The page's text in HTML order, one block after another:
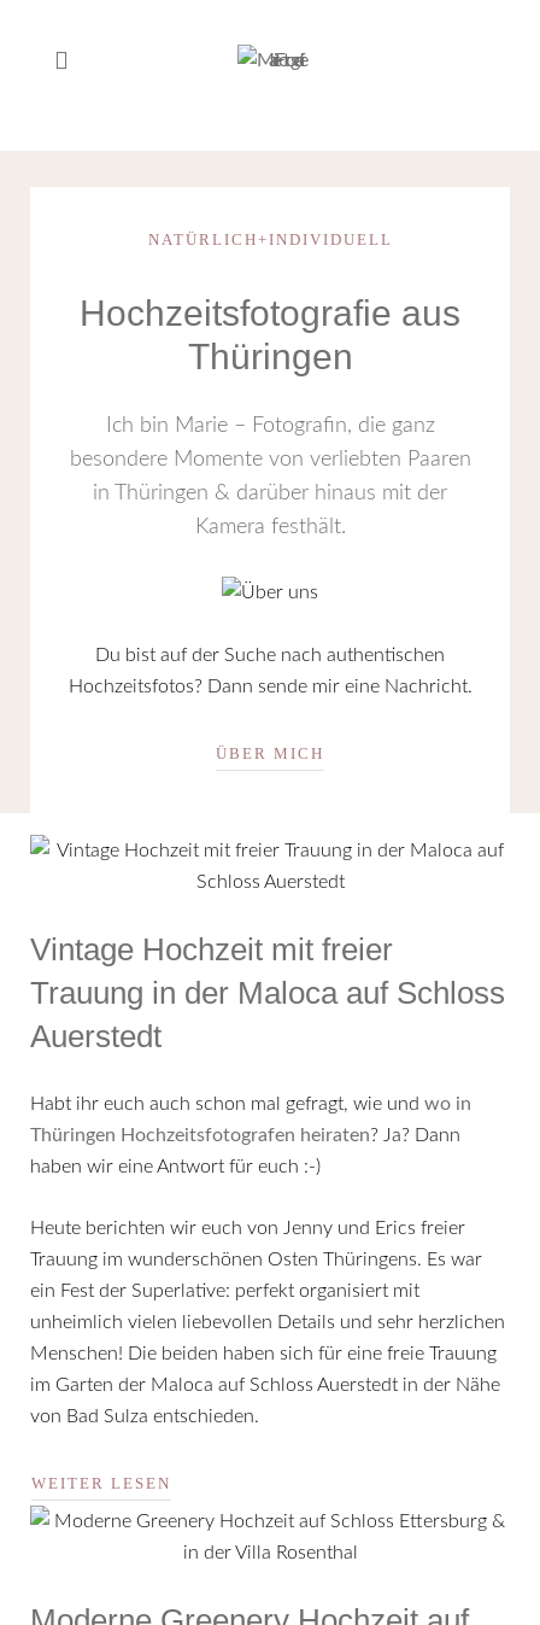
NATÜRLICH+INDIVIDUELL
Hochzeits­fotografie aus
Thüringen
Ich bin Marie – Fotografin, die ganz
besondere Momente von verliebten Paaren
in Thüringen & darüber hinaus mit der
Kamera festhält.
Du bist auf der Suche nach authentischen
Hochzeitsfotos? Dann sende mir eine Nachricht.
ÜBER MICH
Vintage Hochzeit mit freier
Trauung in der Maloca auf Schloss
Auerstedt
Habt ihr euch auch schon mal gefragt, wie und wo in
Thüringen Hochzeitsfotografen heiraten? Ja? Dann
haben wir eine Antwort für euch :-)
Heute berichten wir euch von Jenny und Erics freier
Trauung im wunderschönen Osten Thüringens. Es war
ein Fest der Superlative: perfekt organisiert mit
unheimlich vielen liebevollen Details und sehr herzlichen
Menschen! Die beiden haben sich für eine freie Trauung
im Garten der Maloca auf Schloss Auerstedt in der Nähe
von Bad Sulza entschieden.
WEITER LESEN